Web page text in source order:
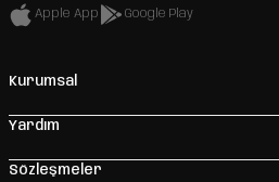
Apple App Google Play
Kurumsal
Yardım
Sözleşmeler